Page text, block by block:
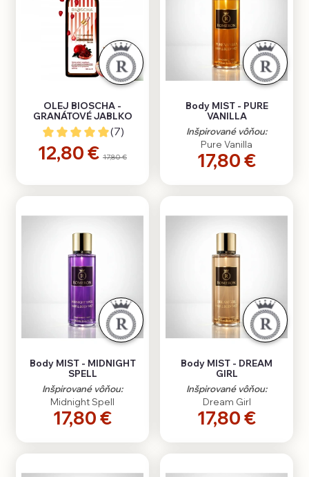
OLEJ BIOSCHA -
GRANÁTOVÉ JABLKO
(7)
12,80 € 17,80 €
Body MIST - PURE
VANILLA
Inšpirované vôňou:
Pure Vanilla
17,80 €
Body MIST - MIDNIGHT
SPELL
Inšpirované vôňou:
Midnight Spell
17,80 €
Body MIST - DREAM
GIRL
Inšpirované vôňou:
Dream Girl
17,80 €